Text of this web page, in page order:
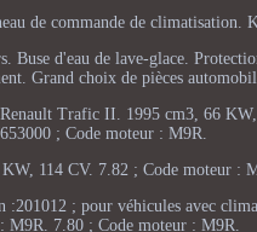
de commande de
d'eau de lave-glace.
Grand choix de pièces
Trafic II. 1995 cm3, 66
; Code moteur : M9R.
114 CV. 7.82 ; Code moteur :
; pour véhicules avec
M9R. 7.80 ; Code moteur : M9R.